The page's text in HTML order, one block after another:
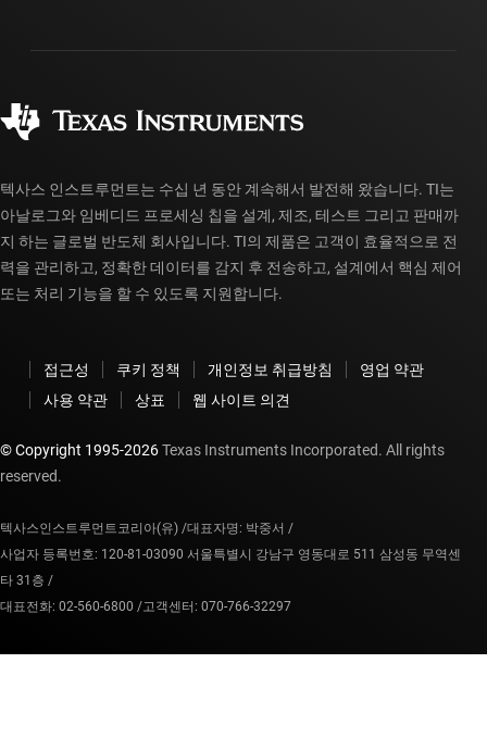
myTI 계정 FAQ
주문 FAQ
텍사스 인스트루먼트는 수십 년 동안 계속해서 발전해 왔습니다. TI는
아날로그와 임베디드 프로세싱 칩을 설계, 제조, 테스트 그리고 판매까
지 하는 글로벌 반도체 회사입니다. TI의 제품은 고객이 효율적으로 전
력을 관리하고, 정확한 데이터를 감지 후 전송하고, 설계에서 핵심 제어
또는 처리 기능을 할 수 있도록 지원합니다.
접근성 쿠키 정책 개인정보 취급방침
영업 약관
사용 약관
상표 웹 사이트 의견
© Copyright 1995-2026Texas Instruments Incorporated. All rights
reserved.
텍사스인스트루먼트코리아(유) /대표자명: 박중서 /
사업자 등록번호: 120-81-03090 서울특별시 강남구 영동대로 511 삼성동 무역센
타 31층 /
대표전화: 02-560-6800 /고객센터: 070-766-32297